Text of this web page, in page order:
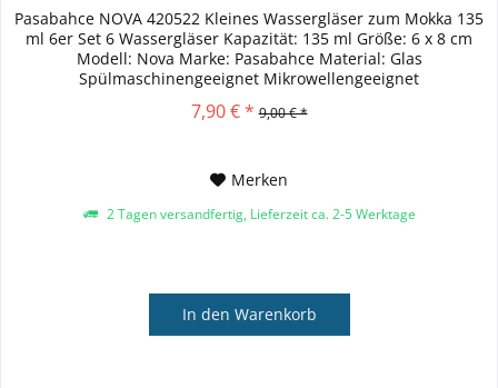
Pasabahce NOVA 420522 Kleines Wassergläser zum Mokka 135
ml 6er Set 6 Wassergläser Kapazität: 135 ml Größe: 6 x 8 cm
Modell: Nova Marke: Pasabahce Material: Glas
Spülmaschinengeeignet Mikrowellengeeignet
7,90 € * 9,00 € *
Merken
2 Tagen versandfertig, Lieferzeit ca. 2-5 Werktage
In den Warenkorb